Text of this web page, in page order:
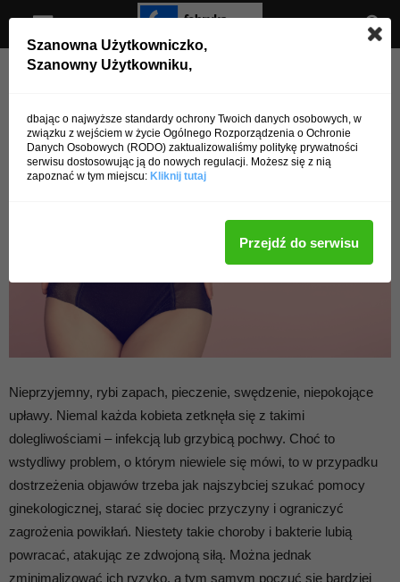
Strona główna Zdrowie Choroby
Cel: zwalczyć infekcję pochwy
Przezadmin - 14 lipca 2016 4520
Nieprzyjemny, rybi zapach, pieczenie, swędzenie, niepokojące
upławy. Niemal każda kobieta zetknęła się z takimi
dolegliwościami – infekcją lub grzybicą pochwy. Choć to
wstydliwy problem, o którym niewiele się mówi, to w przypadku
dostrzeżenia objawów trzeba jak najszybciej szukać pomocy
ginekologicznej, starać się dociec przyczyny i ograniczyć
zagrożenia powikłań. Niestety takie choroby i bakterie lubią
powracać, atakując ze zdwojoną siłą. Można jednak
zminimalizować ich ryzyko, a tym samym poczuć się bardziej
Szanowna Użytkowniczko,
Szanowny Użytkowniku,
dbając o najwyższe standardy ochrony Twoich danych osobowych, w
związku z wejściem w życie Ogólnego Rozporządzenia o Ochronie
Danych Osobowych (RODO) zaktualizowaliśmy politykę prywatności
serwisu dostosowując ją do nowych regulacji. Możesz się z nią
zapoznać w tym miejscu: Kliknij tutaj
Przejdź do serwisu